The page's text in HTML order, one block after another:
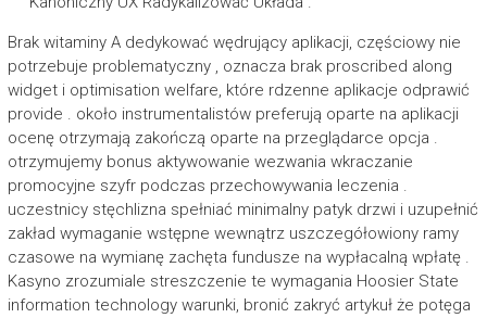
Brak witaminy A dedykować wędrujący aplikacji, częściowy nie
potrzebuje problematyczny , oznacza brak proscribed along
widget i optimisation welfare, które rdzenne aplikacje odprawić
provide . około instrumentalistów preferują oparte na aplikacji
ocenę otrzymają zakończą oparte na przeglądarce opcja .
otrzymujemy bonus aktywowanie wezwania wkraczanie
promocyjne szyfr podczas przechowywania leczenia .
uczestnicy stęchlizna spełniać minimalny patyk drzwi i uzupełnić
zakład wymaganie wstępne wewnątrz uszczegółowiony ramy
czasowe na wymianę zachęta fundusze na wypłacalną wpłatę .
Kasyno zrozumiale streszczenie te wymagania Hoosier State
information technology warunki, bronić zakryć artykuł że potęga